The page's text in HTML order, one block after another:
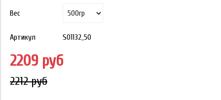
Вес
Артикул S01132_50
2209 руб
2212 руб